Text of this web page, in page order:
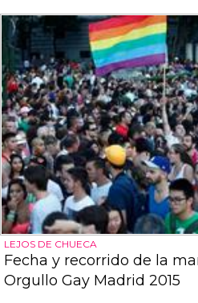
LEJOS DE CHUECA
Fecha y recorrido de la
Orgullo Gay Madrid 2015